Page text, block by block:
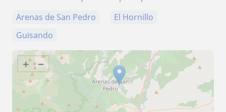
Arenas de San Pedro
El Hornillo
Guisando
+ −